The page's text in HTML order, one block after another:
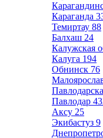
Караганда
Темиртау 88
Балхаш 24
Калужская
Калуга 194
Обнинск 76
Павлодар
Аксу 25
Экибастуз 9